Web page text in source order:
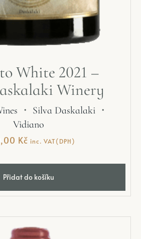
White 2021 –
Winery
・ Silva Daskalaki ・
Vidiano
Kč inc. VAT(DPH)
Přidat do košíku